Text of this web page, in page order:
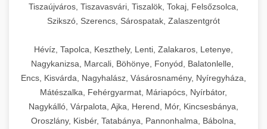
Tiszaújváros, Tiszavasvári, Tiszalök, Tokaj, Felsőzsolca,
Szikszó, Szerencs, Sárospatak, Zalaszentgrót
Hévíz, Tapolca, Keszthely, Lenti, Zalakaros, Letenye,
Nagykanizsa, Marcali, Böhönye, Fonyód, Balatonlelle,
Encs, Kisvárda, Nagyhalász, Vásárosnamény, Nyíregyháza,
Mátészalka, Fehérgyarmat, Máriapócs, Nyírbátor,
Nagykálló, Várpalota, Ajka, Herend, Mór, Kincsesbánya,
Oroszlány, Kisbér, Tatabánya, Pannonhalma, Bábolna,